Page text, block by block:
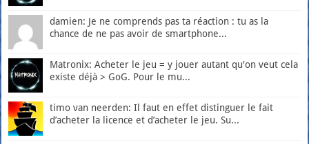
damien: Je ne comprends pas ta réaction : tu as la
chance de ne pas avoir de smartphone...
Matronix: Acheter le jeu = y jouer autant qu'on veut cela
existe déjà > GoG. Pour le mu...
timo van neerden: Il faut en effet distinguer le fait
d’acheter la licence et d’acheter le jeu. Su...